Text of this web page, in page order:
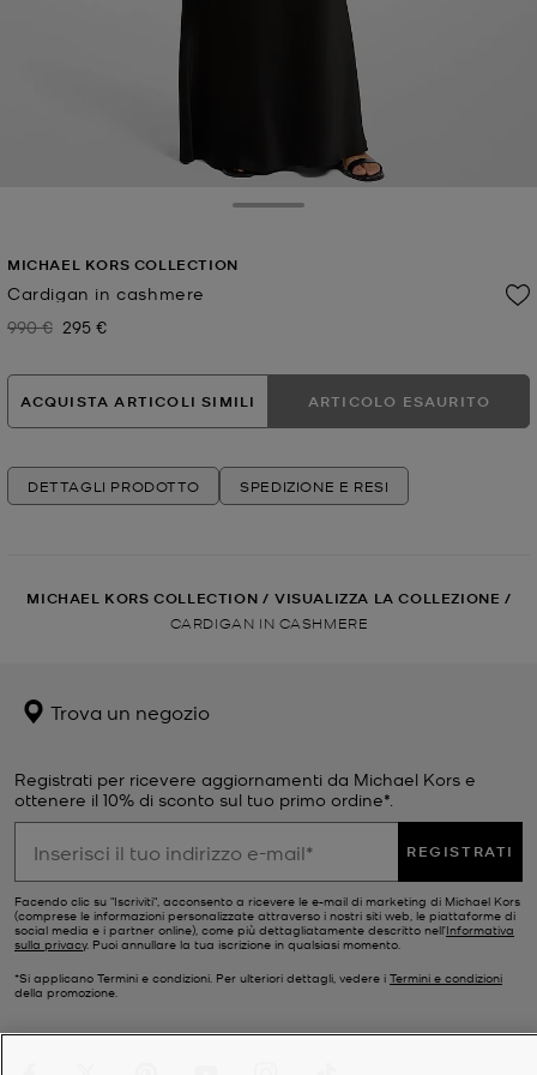
MICHAEL KORS COLLECTION
Cardigan in cashmere
Prezzo iniziale
990 € Prezzo attuale
295 €
ACQUISTA ARTICOLI SIMILI ARTICOLO ESAURITO
DETTAGLI PRODOTTO SPEDIZIONE E RESI
MICHAEL KORS COLLECTION / VISUALIZZA LA COLLEZIONE /
CARDIGAN IN CASHMERE
Trova un negozio
Registrati per ricevere aggiornamenti da Michael Kors e
ottenere il 10% di sconto sul tuo primo ordine*.
REGISTRATI
Facendo clic su "Iscriviti", acconsento a ricevere le e-mail di marketing di Michael Kors
(comprese le informazioni personalizzate attraverso i nostri siti web, le piattaforme di
social media e i partner online), come più dettagliatamente descritto nell’Informativa
sulla privacy. Puoi annullare la tua iscrizione in qualsiasi momento.
*Si applicano Termini e condizioni. Per ulteriori dettagli, vedere i Termini e condizioni
della promozione.